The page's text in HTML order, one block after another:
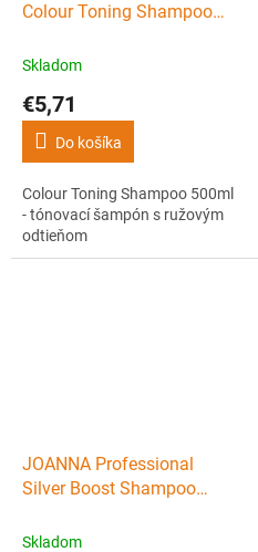
Colour Toning Shampoo
ružovým odtieňom
Skladom
€5,71
Do košíka
Colour Toning Shampoo 500ml
- tónovací šampón s ružovým
odtieňom
JOANNA Professional
Silver Boost Shampoo
neutralizující žluté tóny
Skladom